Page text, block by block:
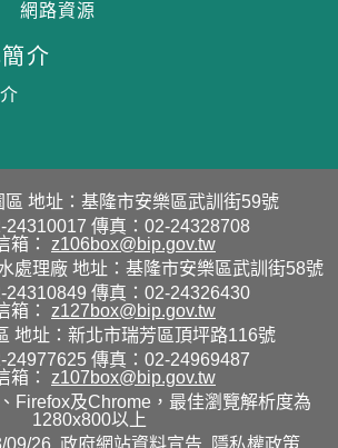
網路資源
介
區 地址：基隆市安樂區武訓街59號
24310017 傳真：02-24328708
箱：
z106box@bip.gov.tw
處理廠 地址：基隆市安樂區武訓街58號
24310849 傳真：02-24326430
箱：
z127box@bip.gov.tw
地址：新北市瑞芳區頂坪路116號
24977625 傳真：02-24969487
箱：
z107box@bip.gov.tw
Firefox及Chrome，最佳瀏覽解析度為
1280x800以上